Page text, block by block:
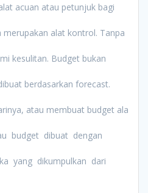
acuan atau petunjuk bagi
alat kontrol. Tanpa
kesulitan. Budget bukan
berdasarkan forecast.
atau membuat budget ala
budget dibuat dengan
yang dikumpulkan dari